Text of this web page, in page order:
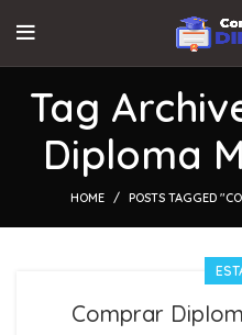
Tag
Diploma
HOME POSTS TAGGED
Comprar